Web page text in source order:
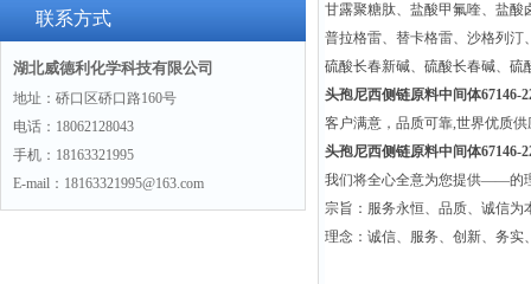
景
联系方式
湖北威德利化学科技有限公司
地址：硚口区硚口路160号
电话：18062128043
手机：18163321995
E-mail：18163321995@163.com
甘露聚糖肽、盐酸甲氟喹、盐酸
普拉格雷、替卡格雷、沙格列汀
硫酸长春新碱、硫酸长春碱、硫
头孢尼西侧链原料中间体67146-
客户满意，品质可靠,世界优质
头孢尼西侧链原料中间体67146-
我们将全心全意为您提供——的
宗旨：服务永恒、品质、诚信
理念：诚信、服务、创新、务实